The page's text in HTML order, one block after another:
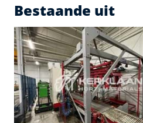
Bestaande uit